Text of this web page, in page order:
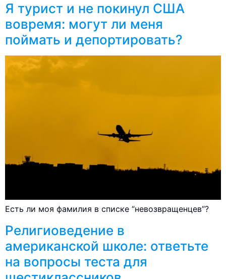
Я турист и не покинул США
вовремя: могут ли меня
поймать и депортировать?
Есть ли моя фамилия в списке “невозвращенцев”?
Религиоведение в
американской школе: ответьте
на вопросы теста для